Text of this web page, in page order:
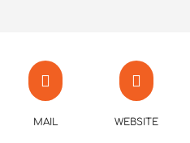
MAIL WEBSITE